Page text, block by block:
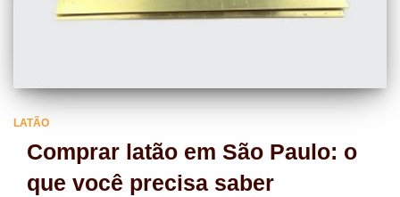
LATÃO
Comprar latão em São Paulo: o
que você precisa saber